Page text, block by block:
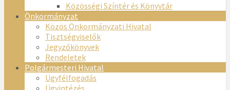
Közösségi Színtér és Könyvtár
Önkormányzat
Közös Önkormányzati Hivatal
Tisztségviselők
Jegyzőkönyvek
Rendeletek
Polgármesteri Hivatal
Ügyfélfogadás